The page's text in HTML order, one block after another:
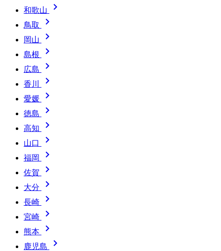
和歌山 
鳥取 
岡山 
島根 
広島 
香川 
愛媛 
徳島 
高知 
山口 
福岡 
佐賀 
大分 
長崎 
宮崎 
熊本 
鹿児島 